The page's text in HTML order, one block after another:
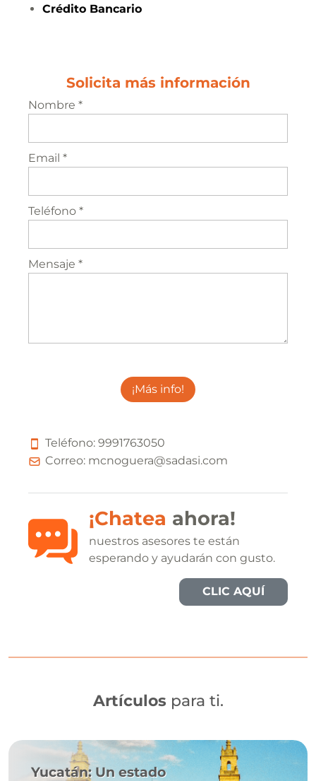
Crédito Bancario
Solicita más información
Nombre *
Email *
Teléfono *
Mensaje *
¡Más info!
Teléfono: 9991763050
Correo: mcnoguera@sadasi.com
¡Chatea ahora!
nuestros asesores te están
esperando y ayudarán con gusto.
CLIC AQUÍ
Artículos para ti.
Yucatán: Un estado